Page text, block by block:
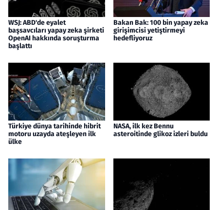
WSJ: ABD'de eyalet
başsavcıları yapay zeka şirketi
OpenAI hakkında soruşturma
başlattı
Bakan Bak: 100 bin yapay zeka
girişimcisi yetiştirmeyi
hedefliyoruz
Türkiye dünya tarihinde hibrit
motoru uzayda ateşleyen ilk
ülke
NASA, ilk kez Bennu
asteroitinde glikoz izleri buldu